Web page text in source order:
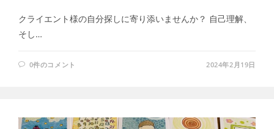
クライエント様の自分探しに寄り添いませんか？ 自己理解、
そし…
0件のコメント 2024年2月19日